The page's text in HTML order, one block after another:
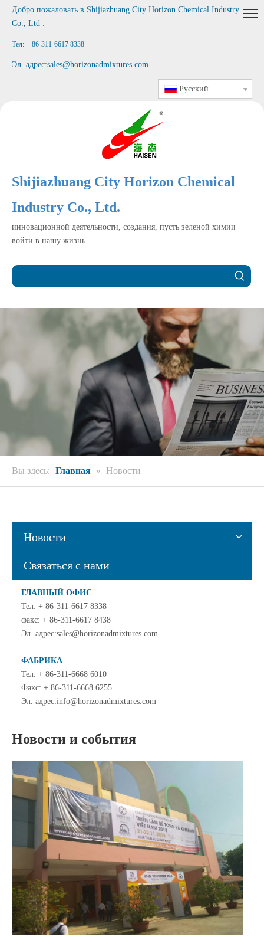
Добро пожаловать в Shijiazhuang City Horizon Chemical Industry
Co., Ltd .
Тел: + 86-311-6617 8338
Эл. адрес:sales@horizonadmixtures.com
Pусский
Shijiazhuang City Horizon Chemical
Industry Co., Ltd.
инновационной деятельности, создания, пусть зеленой химии
войти в нашу жизнь.
Вы здесь: Главная » Новости
Новости
Связаться с нами
ГЛАВНЫЙ ОФИС
Тел: + 86-311-6617 8338
факс: + 86-311-6617 8438
Эл. адрес:sales@horizonadmixtures.com
ФАБРИКА
Тел: + 86-311-6668 6010
Факс: + 86-311-6668 6255
Эл. адрес:info@horizonadmixtures.com
Новости и события